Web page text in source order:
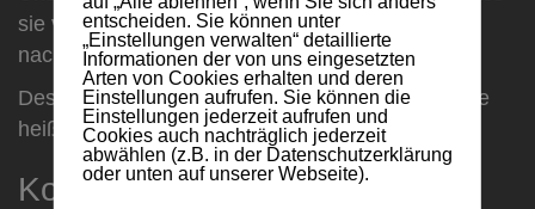
sie von unserer Vorgehensweise direkt und
nachhaltig profitieren.
Deshalb folgen auch Sie unserer Philosophie! Sie
heißt: Machen
Kontaktinformationen
entscheiden. Sie können unter
„Einstellungen verwalten“ detaillierte
Informationen der von uns eingesetzten
Arten von Cookies erhalten und deren
Einstellungen aufrufen. Sie können die
Einstellungen jederzeit aufrufen und
Cookies auch nachträglich jederzeit
abwählen (z.B. in der Datenschutzerklärung
oder unten auf unserer Webseite).